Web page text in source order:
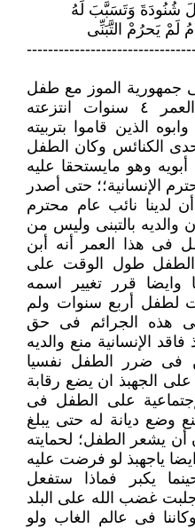
شُنُودَةَ وَتَسَبَّبَ لَهُ
لَمْ يَحرُمْ التَّبَنِّى
جمهورية الموز مع طفل
أسمه شنودة لم يبلغ من العمر ٤ سنوات انتزعته
الذين قاموا بتربيته
الكنائس وكان الطفل
وهو مايستحقا عليه
الإنسانية؛؛ حتى أصدر
أن لدينا نائب عام محترم
والديه بالتبنى وليس من
فى هذا العمر أنه أبن
طول الوقت على
وايضا قرر تغيير اسمه
لطفل أربع سنوات ولم
هذه الجرائم فى حق
الإنسانية منع والديه
فى ضرر الطفل نفسيا
الجهبذ ان يضع رقابة
على الطفل فى
وضع ديانة له حتى يبلغ
دون أن يشعر الطفل؛ لحمايته
ياجهبذ لو فرضت عليه
يكبر فماذا ستفعل
غضب الله على البلد
فى عالم الغاب ولو